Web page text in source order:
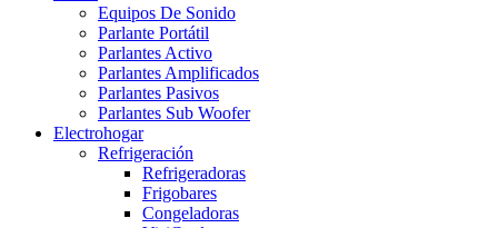
Equipos De Sonido
Parlante Portátil
Parlantes Activo
Parlantes Amplificados
Parlantes Pasivos
Parlantes Sub Woofer
Electrohogar
Refrigeración
Refrigeradoras
Frigobares
Congeladoras